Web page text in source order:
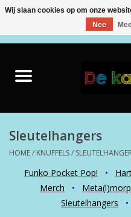
Speelgoed
Sleutelhangers
HOME/ KNUFFELS/
Funko Pocket Pop! •
Merch
•
Sleutelhangers
•
Wij slaan cookies op om onze
Nee